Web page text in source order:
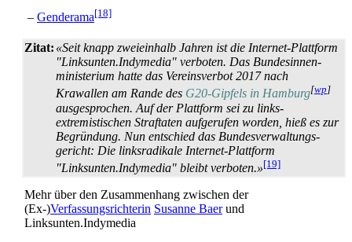
– Genderama[18]
Zitat: «Seit knapp zweieinhalb Jahren ist die Internet-Plattform
"Linksunten.Indymedia" verboten. Das Bundes­innen­
ministerium hatte das Vereinsverbot 2017 nach
Krawallen am Rande des G20-Gipfels in Hamburg[wp]
ausgesprochen. Auf der Plattform sei zu links­
extremistischen Straftaten aufgerufen worden, hieß es zur
Begründung. Nun entschied das Bundes­verwaltungs­
gericht: Die linksradikale Internet-Plattform
"Linksunten.Indymedia" bleibt verboten.»[19]
Mehr über den Zusammenhang zwischen der
(Ex-)Verfassungsrichterin Susanne Baerund
Linksunten.Indymedia